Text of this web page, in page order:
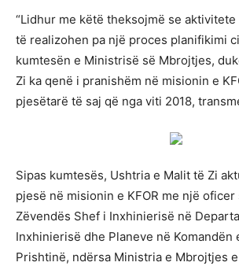
“Lidhur me këtë theksojmë se
të realizohen pa një proces planifikimi
kumtesën e Ministrisë së Mbrojtjes,
Zi ka qenë i pranishëm në misionin e
pjesëtarë të saj që nga viti 2018,
Sipas kumtesës, Ushtria e Malit të Zi
pjesë në misionin e KFOR me një oficer
Zëvendës Shef i Inxhinierisë në
Inxhinierisë dhe Planeve në Komandën
Prishtinë, ndërsa Ministria e Mbrojtjes